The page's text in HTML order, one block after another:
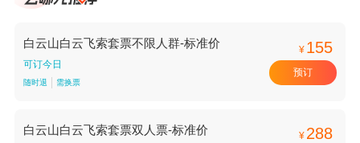
白云山白云飞索套票不限人群-标准价
可订今日
随时退 需换票
¥ 155
预订
白云山白云飞索套票双人票-标准价 ¥ 288